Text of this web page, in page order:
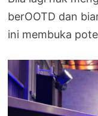
berOOTD dan
ini membuka